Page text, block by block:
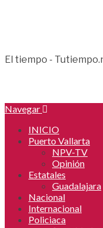
El tiempo -
Navegar
INICIO
Puerto Vallarta
NPV-TV
Opinión
Estatales
Guadalajara
Nacional
Internacional
Policiaca